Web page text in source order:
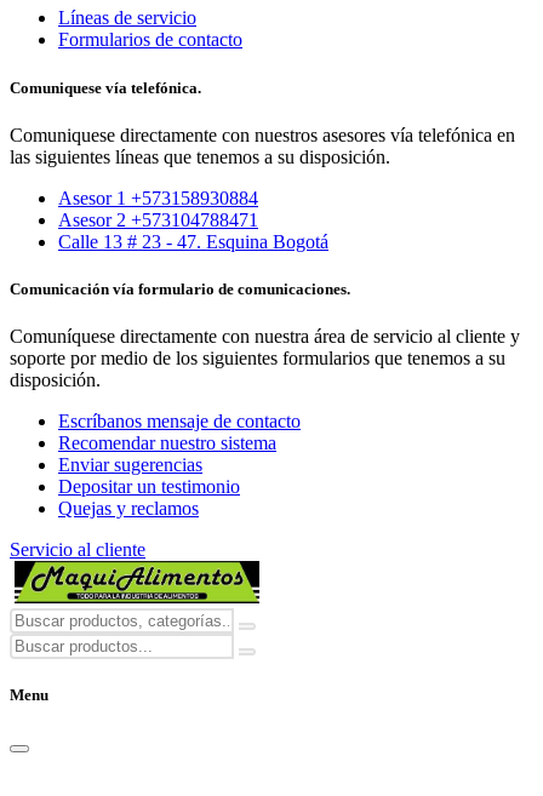
Líneas de servicio
Formularios de contacto
Comuniquese vía telefónica.
Comuniquese directamente con nuestros asesores vía telefónica en
las siguientes líneas que tenemos a su disposición.
Asesor 1 +573158930884
Asesor 2 +573104788471
Calle 13 # 23 - 47. Esquina Bogotá
Comunicación vía formulario de comunicaciones.
Comuníquese directamente con nuestra área de servicio al cliente y
soporte por medio de los siguientes formularios que tenemos a su
disposición.
Escríbanos mensaje de contacto
Recomendar nuestro sistema
Enviar sugerencias
Depositar un testimonio
Quejas y reclamos
Servicio al cliente
Menu